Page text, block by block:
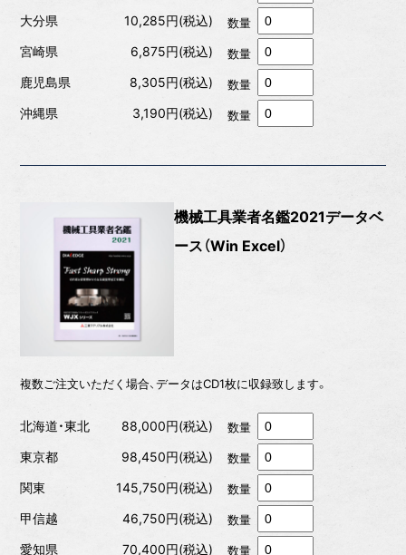
大分県 10,285円(税込) 数量
宮崎県 6,875円(税込) 数量
鹿児島県 8,305円(税込) 数量
沖縄県 3,190円(税込) 数量
機械工具業者名鑑2021データベ
ース（Win Excel）
複数ご注文いただく場合、データはCD1枚に収録致します。
北海道・東北 88,000円(税込) 数量
東京都 98,450円(税込) 数量
関東 145,750円(税込) 数量
甲信越 46,750円(税込) 数量
愛知県 70,400円(税込) 数量